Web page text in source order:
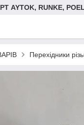
AYTOK, RUNKE,
Перехідники